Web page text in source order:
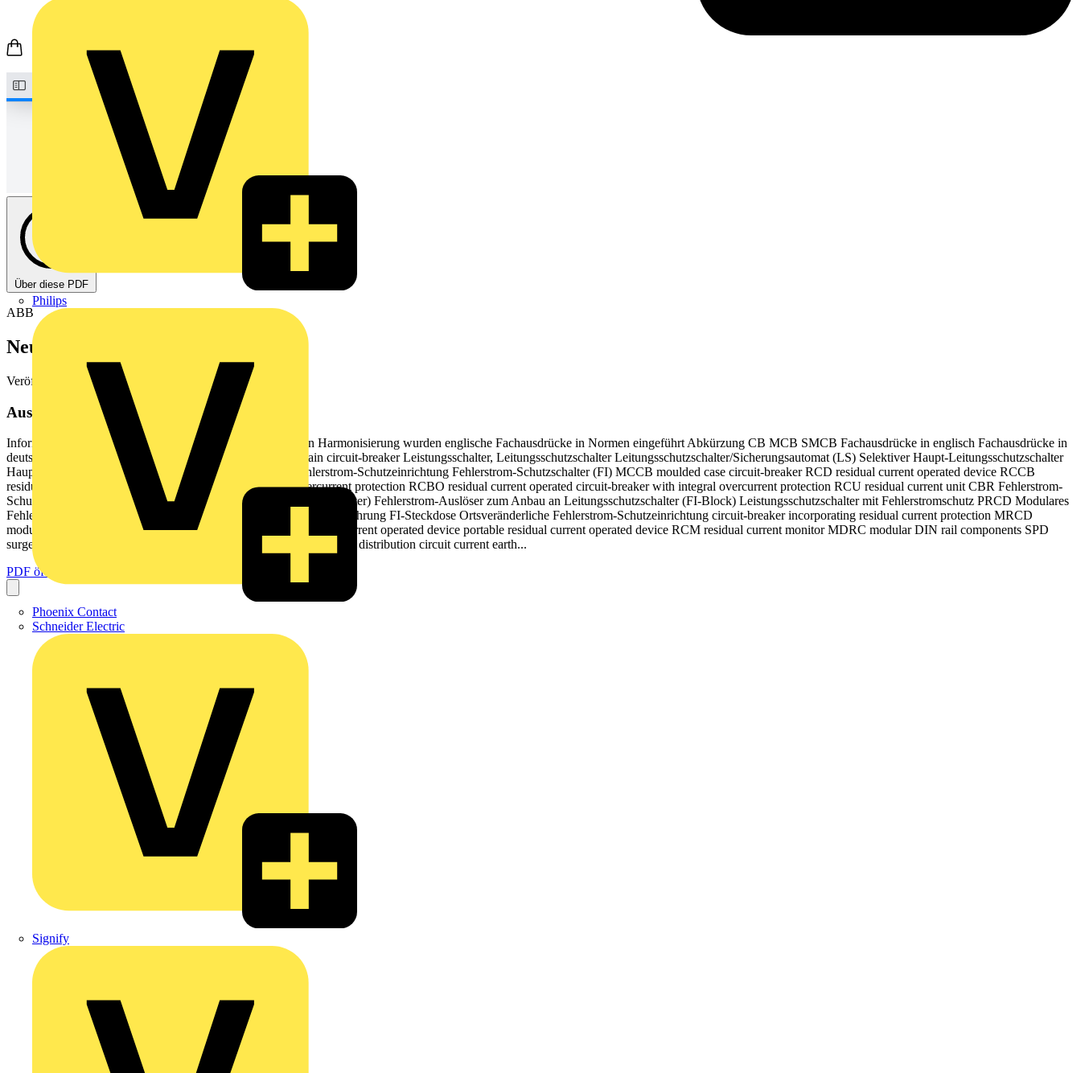
Philips
Phoenix Contact
Schneider Electric
Signify
Über diese PDF
ABB
Neue Fachausdrücke
Veröffentlicht: 18. Mai 2014 · Kategorie: Fachartikel
Aus diesem Dokument
Information Neue Fachausdrücke Im Zuge der Europäischen Harmonisierung wurden englische Fachausdrücke in Normen eingeführt Abkürzung CB MCB SMCB Fachausdrücke in englisch Fachausdrücke in
deutsch circuit-breaker miniature circuit-breaker selective main circuit-breaker Leistungsschalter, Leitungsschutzschalter Leitungsschutzschalter/Sicherungsautomat (LS) Selektiver Haupt-Leitungsschutzschalter
Haupt-Sicherungsautomat Kompakter Leistungsschalter Fehlerstrom-Schutzeinrichtung Fehlerstrom-Schutzschalter (FI) MCCB moulded case circuit-breaker RCD residual current operated device RCCB
residual current operated circuit-breaker without integral overcurrent protection RCBO residual current operated circuit-breaker with integral overcurrent protection RCU residual current unit CBR Fehlerstrom-
Schutzschalter mit integriertem Leitungs-schutzschalter (FI/LS-Schalter) Fehlerstrom-Auslöser zum Anbau an Leitungsschutzschalter (FI-Block) Leistungsschutzschalter mit Fehlerstromschutz PRCD Modulares
Fehlerstromgerät Fehlerstrom-Schutzschalter (FI) in Steckdosenausführung FI-Steckdose Ortsveränderliche Fehlerstrom-Schutzeinrichtung circuit-breaker incorporating residual current protection MRCD
modular residual current device SRCD socket outlet with residual current operated device portable residual current operated device RCM residual current monitor MDRC modular DIN rail components SPD
surge protective device Englischer Begriff breaker circuit final circuit distribution circuit current earth...
PDF öffnen